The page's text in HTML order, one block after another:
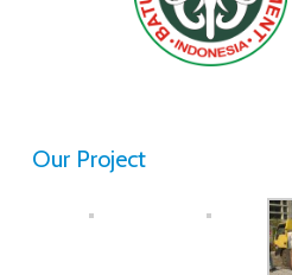
Our Project